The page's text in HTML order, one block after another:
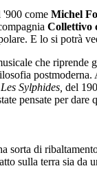
'900 come Michel
Collettivo
E lo si potrà
che riprende
Les Sylphides, del
pensate per
sorta di
sulla terra sia da